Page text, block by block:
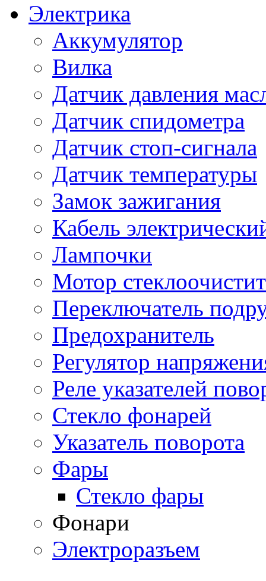
Электрика
Аккумулятор
Вилка
Датчик давления
Датчик спидометра
Датчик стоп-сигнала
Датчик температуры
Замок зажигания
Кабель
Лампочки
Мотор
Переключатель
Предохранитель
Регулятор
Реле указателей
Стекло фонарей
Указатель поворота
Фары
Стекло фары
Фонари
Электроразъем